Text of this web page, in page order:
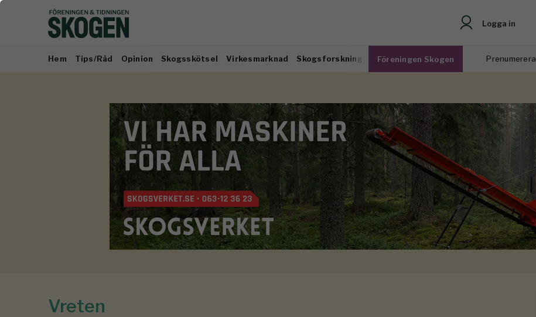
Logga in
Hem Tips/Råd Opinion Skogsskötsel Virkesmarknad Skogsforskning Föreningen Skogen Prenumerera
Vreten